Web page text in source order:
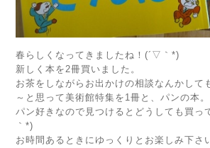
春らしくなってきましたね！(´▽｀*)
新しく本を2冊買いました。
お茶をしながらお出かけの相談なんかして
～と思って美術館特集を1冊と、パンの本。
パン好きなので見つけるとどうしても買
｀*)ゝ
お時間あるときにゆっくりとお楽しみ下さ